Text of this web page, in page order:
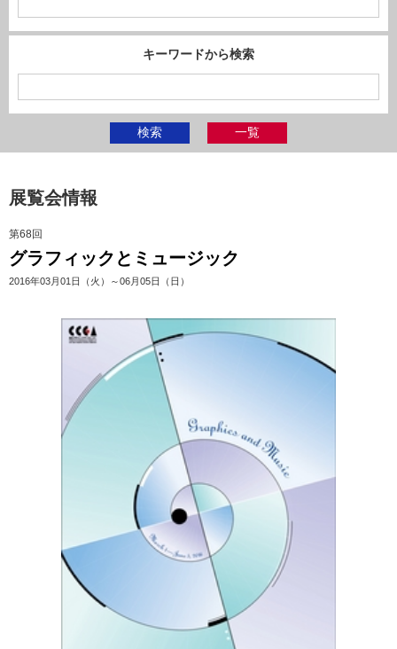
キーワードから検索
検索 一覧
展覧会情報
第68回
グラフィックとミュージック
2016年03月01日（火）～06月05日（日）